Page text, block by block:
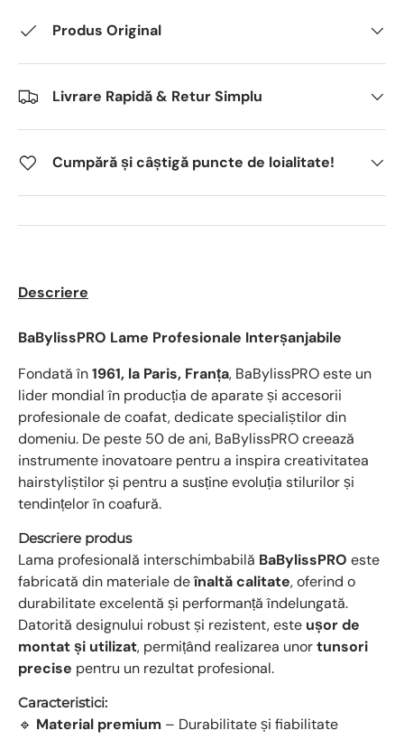
Produs Original
Livrare Rapidă & Retur Simplu
Cumpără și câștigă puncte de loialitate!
Descriere
BaBylissPRO Lame Profesionale Interșanjabile
Fondată în1961, la Paris, Franța, BaBylissPRO este un
lider mondial în producția de aparate și accesorii
profesionale de coafat, dedicate specialiștilor din
domeniu. De peste 50 de ani, BaBylissPRO creează
instrumente inovatoare pentru a inspira creativitatea
hairstyliștilor și pentru a susține evoluția stilurilor și
tendințelor în coafură.
Descriere produs
Lama profesională interschimbabilă BaBylissPRO este
fabricată din materiale deînaltă calitate, oferind o
durabilitate excelentă și performanță îndelungată.
Datorită designului robust și rezistent, este ușor de
montat și utilizat, permițând realizarea unortunsori
precise pentru un rezultat profesional.
Caracteristici:
🔹 Material premium – Durabilitate și fiabilitate